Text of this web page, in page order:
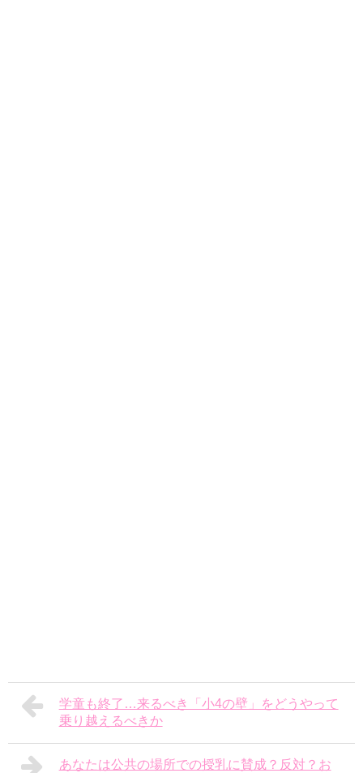
学童も終了…来るべき「小4の壁」をどうやって
乗り越えるべきか
あなたは公共の場所での授乳に賛成？反対？お